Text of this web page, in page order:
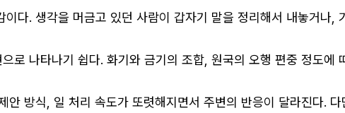
다. 생각을 머금고 있던 사람이 갑자기 말을 정리해서 내놓거나,
로 나타나기 쉽다. 화기와 금기의 조합, 원국의 오행 편중 정도에
방식, 일 처리 속도가 또렷해지면서 주변의 반응이 달라진다.